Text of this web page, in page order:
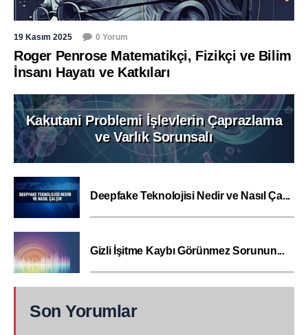
19 Kasım 2025 0 Yorum
Roger Penrose Matematikçi, Fizikçi ve Bilim
İnsanı Hayatı ve Katkıları
Kakutani Problemi İşlevlerin Çaprazlama
ve Varlık Sorunsalı
Deepfake Teknolojisi Nedir ve Nasıl Ça...
Gizli İşitme Kaybı Görünmez Sorunun...
Son Yorumlar